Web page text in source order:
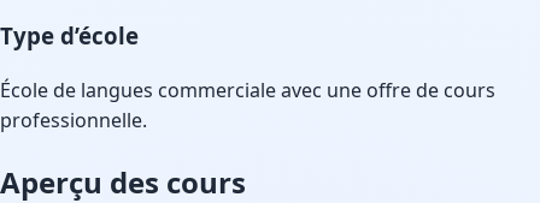
Type d’école
École de langues commerciale avec une offre de cours
professionnelle.
Aperçu des cours